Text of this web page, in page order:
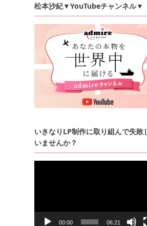
松本沙紀▼YouTubeチャンネル▼
いきなりLP制作に取り組んで失敗
いませんか？
動
00:00 06:21